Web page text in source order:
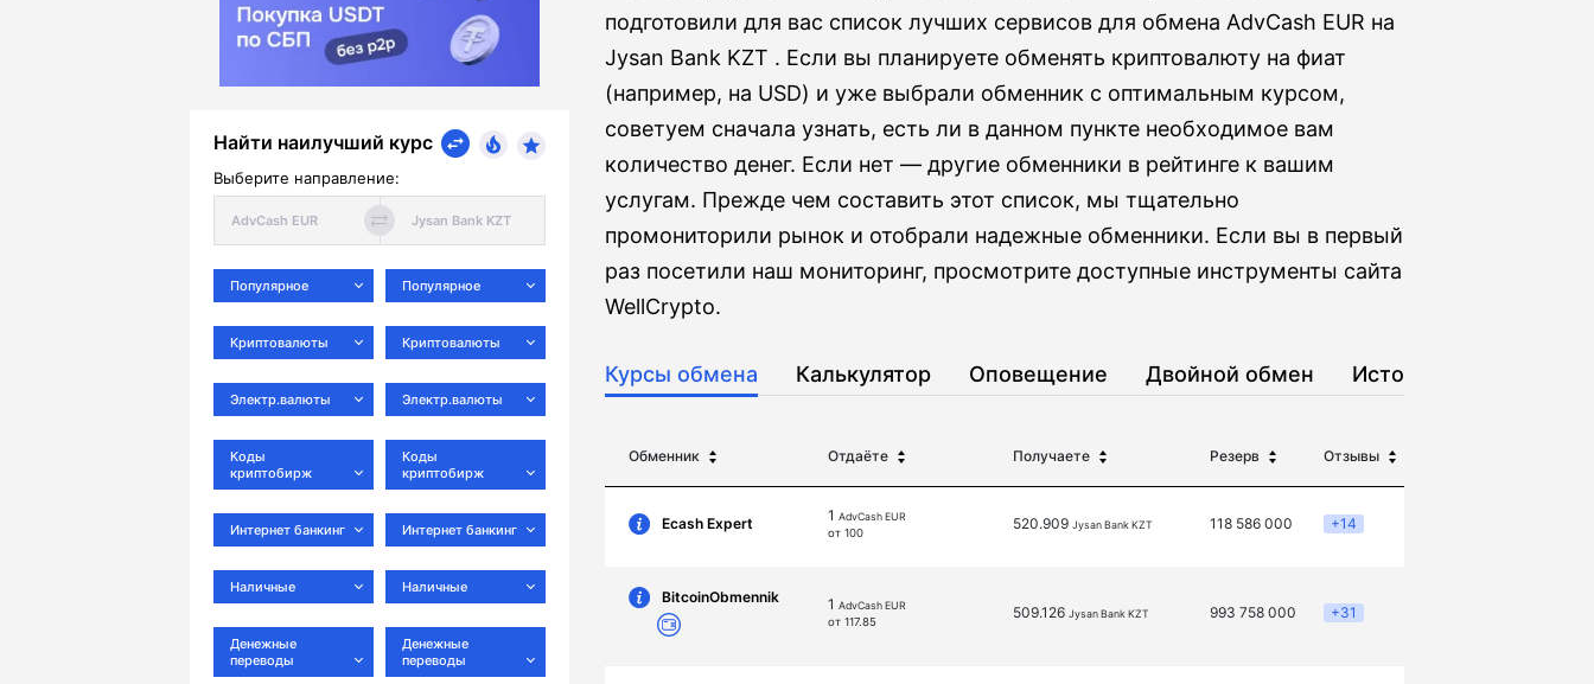
Найти наилучший курс
Выберите направление:
Популярное
Криптовалюты
Электр.валюты
Коды
криптобирж
Интернет банкинг
Наличные
Денежные
переводы
Популярное
Криптовалюты
Электр.валюты
Коды
криптобирж
Интернет банкинг
Наличные
Денежные
переводы
подготовили для вас список лучших сервисов для обмена AdvCash EUR на
Jysan Bank KZT . Если вы планируете обменять криптовалюту на фиат
(например, на USD) и уже выбрали обменник с оптимальным курсом,
советуем сначала узнать, есть ли в данном пункте необходимое вам
количество денег. Если нет — другие обменники в рейтинге к вашим
услугам. Прежде чем составить этот список, мы тщательно
промониторили рынок и отобрали надежные обменники. Если вы в первый
раз посетили наш мониторинг, просмотрите доступные инструменты сайта
WellCrypto.
Курсы обмена Калькулятор Оповещение Двойной обмен История
Обменник Отдаёте Получаете Резерв Отзывы
Ecash Expert 1 AdvCash EUR
от 100
520.909 Jysan Bank KZT 118 586 000 +14
BitcoinObmennik 1 AdvCash EUR
от 117.85
509.126 Jysan Bank KZT 993 758 000 +31